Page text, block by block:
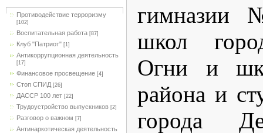
Противодействие терроризму
[102]
Воспитательная работа [87]
Клуб "Патриот" [1]
Антикоррупционная деятельность
[17]
Финансовое просвещение [4]
Стоп СПИД [26]
ДАССР 100 лет [22]
Трудоустройство выпускников [2]
Разговор о важном [7]
Антинаркотическая деятельность
гимназии
школ
Огни и
района и
города